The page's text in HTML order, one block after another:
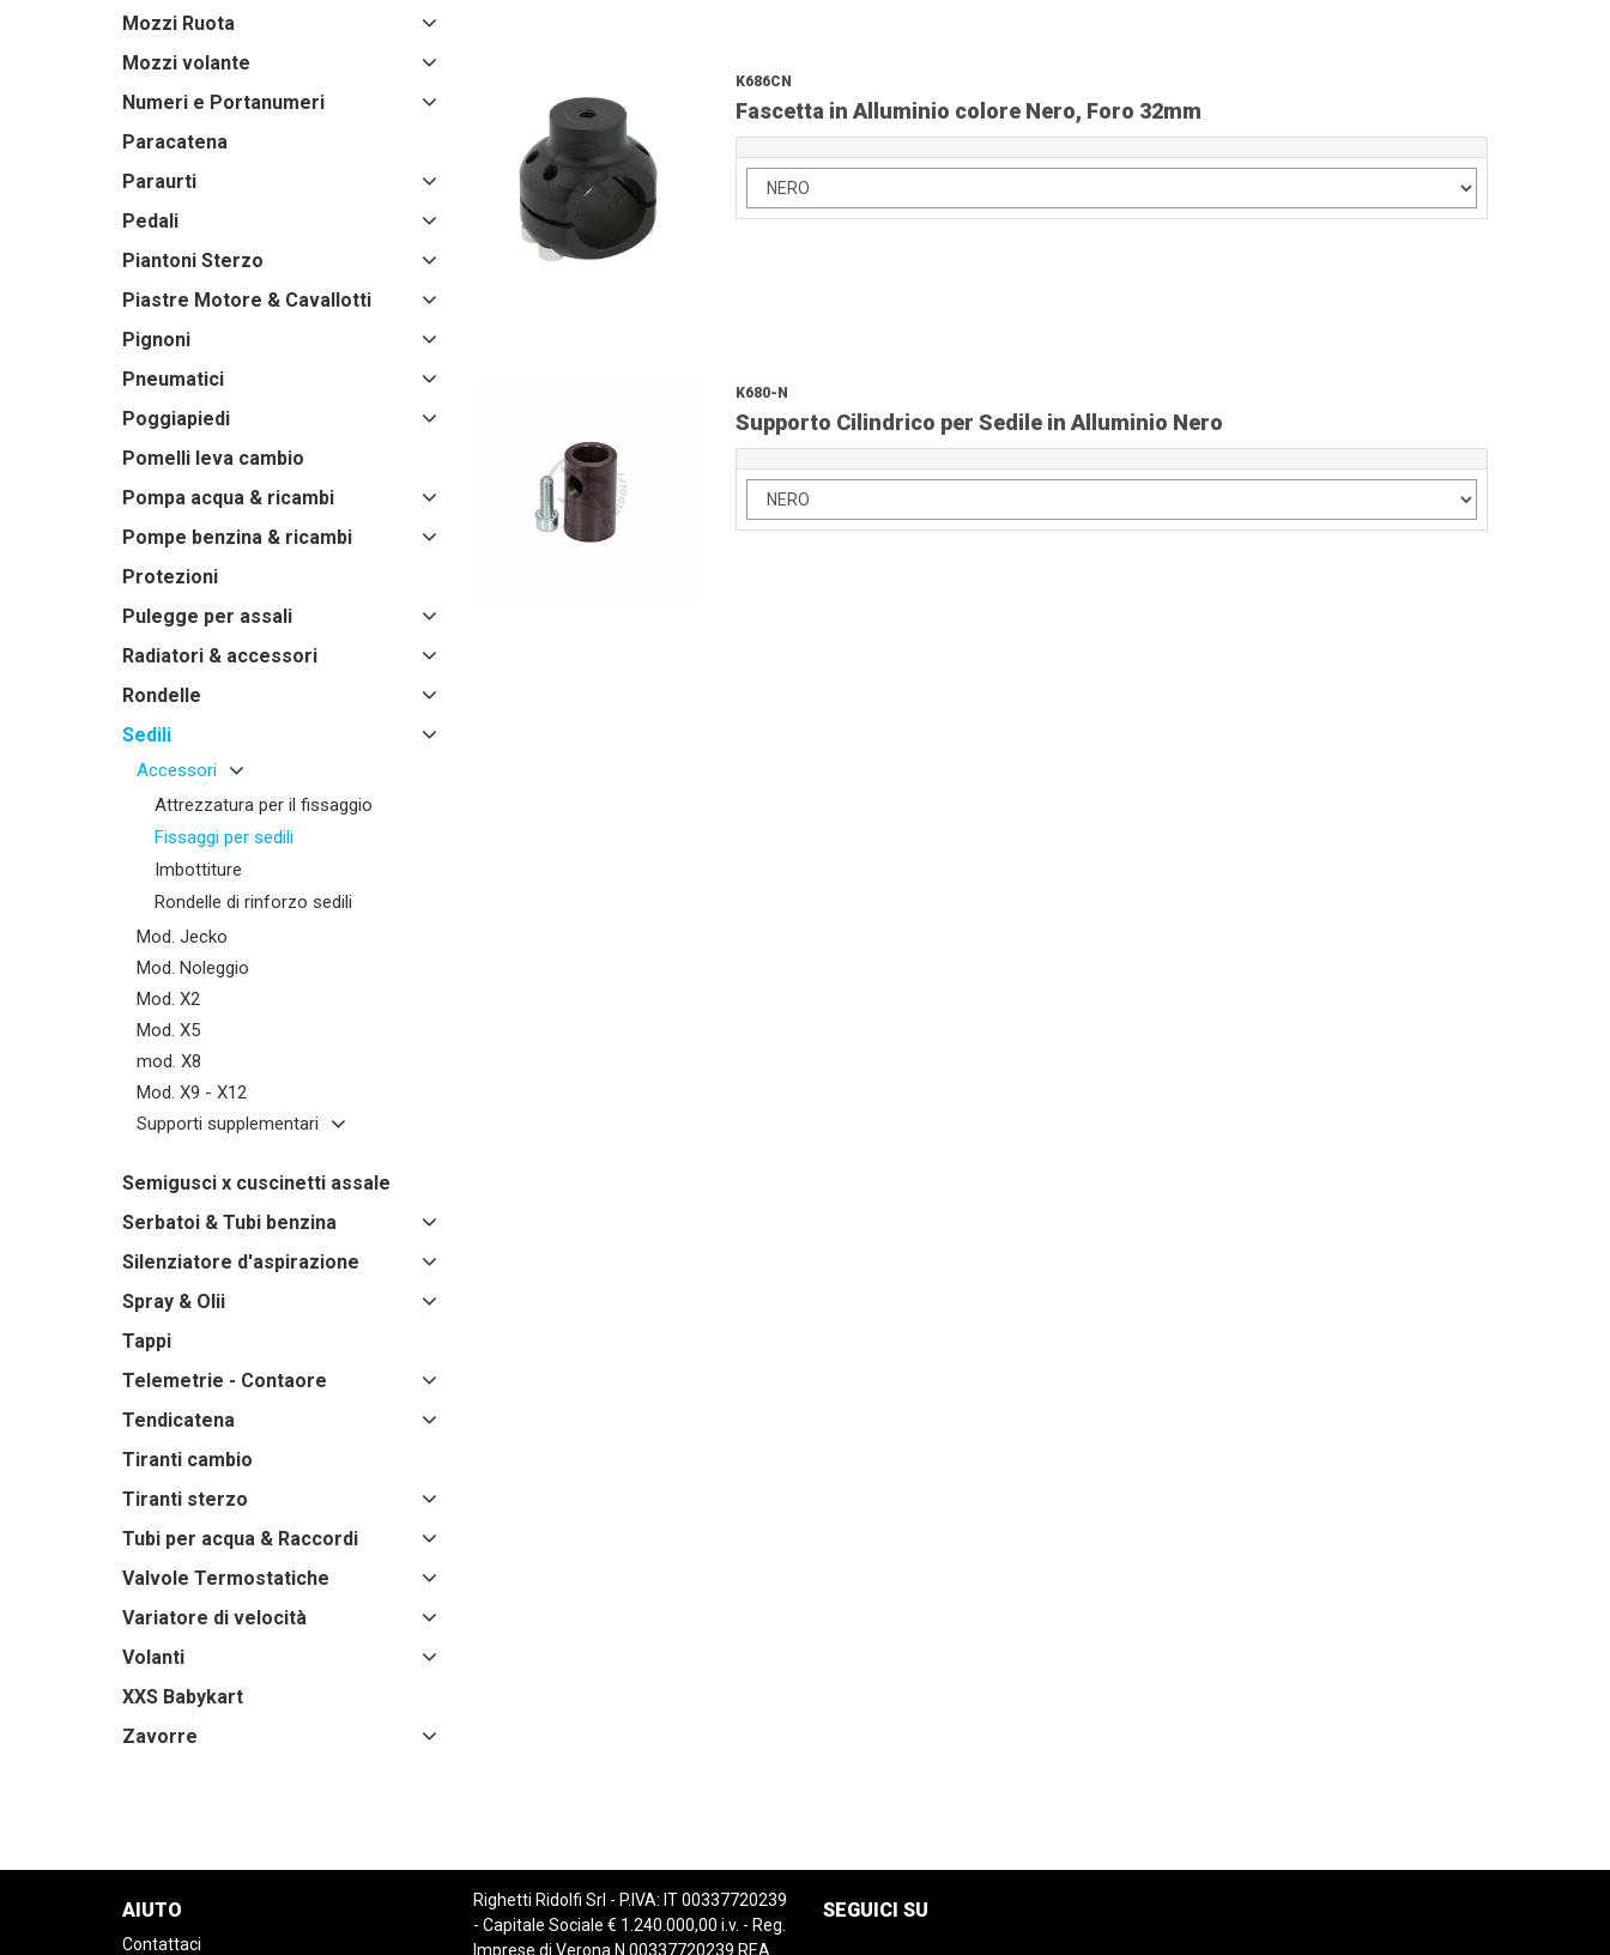
Mozzi Ruota
Mozzi volante
Numeri e Portanumeri
Paracatena
Paraurti
Pedali
Piantoni Sterzo
Piastre Motore & Cavallotti
Pignoni
Pneumatici
Poggiapiedi
Pomelli leva cambio
Pompa acqua & ricambi
Pompe benzina & ricambi
Protezioni
Pulegge per assali
Radiatori & accessori
Rondelle
Sedili
Accessori
Attrezzatura per il fissaggio
Fissaggi per sedili
Imbottiture
Rondelle di rinforzo sedili
Mod. Jecko
Mod. Noleggio
Mod. X2
Mod. X5
mod. X8
Mod. X9 - X12
Supporti supplementari
Semigusci x cuscinetti assale
Serbatoi & Tubi benzina
Silenziatore d'aspirazione
Spray & Olii
Tappi
Telemetrie - Contaore
Tendicatena
Tiranti cambio
Tiranti sterzo
Tubi per acqua & Raccordi
Valvole Termostatiche
Variatore di velocità
Volanti
XXS Babykart
Zavorre
K686CN
Fascetta in Alluminio colore Nero, Foro 32mm
K680-N
Supporto Cilindrico per Sedile in Alluminio Nero
AIUTO
Contattaci
Righetti Ridolfi Srl - P.IVA: IT 00337720239
- Capitale Sociale € 1.240.000,00 i.v. - Reg.
Imprese di Verona N.00337720239 REA
SEGUICI SU